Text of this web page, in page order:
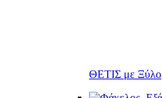
ΘΕΤΙΣ με Ξύλο